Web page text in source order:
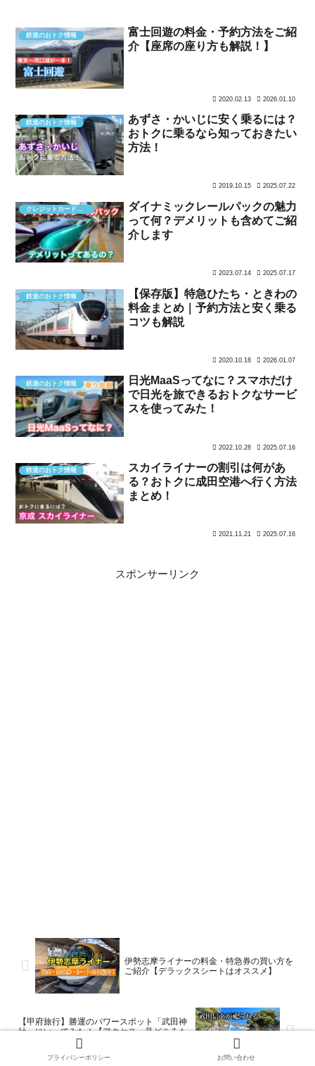
鉄道のおトク情報
富士回遊の料金・予約方法をご紹
介【座席の座り方も解説！】
2020.02.13 2026.01.10
鉄道のおトク情報
あずさ・かいじに安く乗るには？
おトクに乗るなら知っておきたい
方法！
2019.10.15 2025.07.22
クレジットカード・ポイント
ダイナミックレールパックの魅力
って何？デメリットも含めてご紹
介します
2023.07.14 2025.07.17
鉄道のおトク情報
【保存版】特急ひたち・ときわの
料金まとめ｜予約方法と安く乗る
コツも解説
2020.10.18 2026.01.07
鉄道のおトク情報
日光MaaSってなに？スマホだけ
で日光を旅できるおトクなサービ
スを使ってみた！
2022.10.28 2025.07.16
鉄道のおトク情報
スカイライナーの割引は何があ
る？おトクに成田空港へ行く方法
まとめ！
2021.11.21 2025.07.16
スポンサーリンク
伊勢志摩ライナーの料金・特急券の買い方を
ご紹介【デラックスシートはオススメ】
【甲府旅行】勝運のパワースポット「武田神
社」にいってみた！【アクセス・見どころも
プライバシーポリシー お問い合わせ